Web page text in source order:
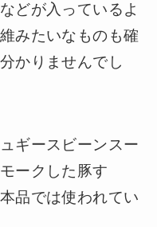
どが入っているよ
みたいなものも確
かりませんでし
ギースビーンスー
ークした豚す
品では使われてい